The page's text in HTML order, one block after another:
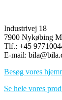
Industrivej 18
7900 Nykøbing M
Tlf.: +45
E-mail:
Besøg vores
Se hele vores